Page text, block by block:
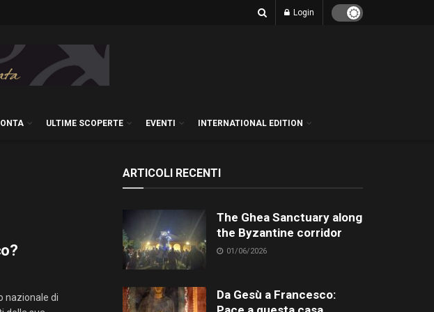
Login
ULTIME SCOPERTE EVENTI INTERNATIONAL EDITION
nazionale di
ARTICOLI RECENTI
The Ghea Sanctuary along
the Byzantine corridor
01/06/2026
Da Gesù a Francesco: